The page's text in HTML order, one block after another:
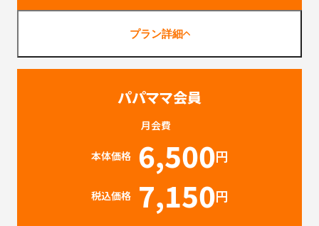
プラン詳細
パパママ会員
月会費
本体価格 6,500円
税込価格 7,150円